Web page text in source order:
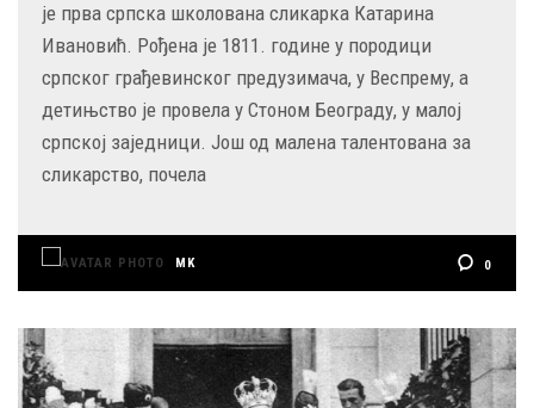
је прва српска школована сликарка Катарина
Ивановић. Рођена је 1811. године у породици
српског грађевинског предузимача, у Веспрему, а
детињство је провела у Стоном Београду, у малој
српској заједници. Још од малена талентована за
сликарство, почела
MK 0